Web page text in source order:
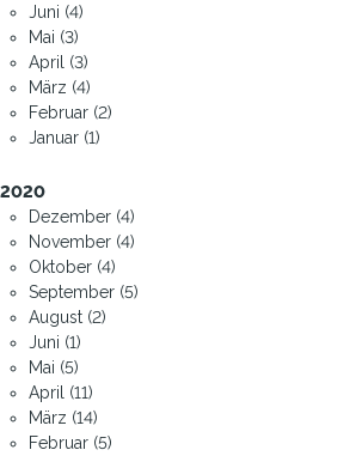
Juni (4)
Mai (3)
April (3)
März (4)
Februar (2)
Januar (1)
2020
Dezember (4)
November (4)
Oktober (4)
September (5)
August (2)
Juni (1)
Mai (5)
April (11)
März (14)
Februar (5)